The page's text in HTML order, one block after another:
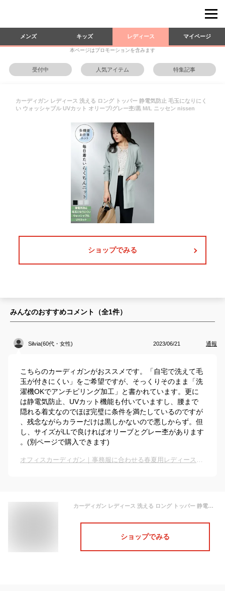
メンズ キッズ レディース マイページ
本ページはプロモーションを含みます
受付中 人気アイテム 特集記事
カーディガン レディース 洗える ロング トッパー 静電気防止 毛玉になりにく
い ウォッシャブル UVカット オリーブ/グレー杢/黒 M/L ニッセン nissen
ショップでみる
みんなのおすすめコメント（全1件）
Silvia(60代・女性) 2023/06/21 通報
こちらのカーディガンがおススメです。「自宅で洗えて毛
玉が付きにくい」をご希望ですが、そっくりそのまま「洗
濯機OKでアンチピリング加工」と書かれています。更に
は静電気防止、UVカット機能も付いていますし、腰まで
隠れる着丈なのでほぼ完璧に条件を満たしているのですが
、残念ながらカラーだけは黒しかないので悪しからず。但
し、サイズがLLで良ければオリーブとグレー杢があります
。(別ページで購入できます)
オフィスカーディガン｜事務服に合わせる春夏用レディースロングカーディガンのおすすめは？
カーディガン レディース 洗える ロング トッパー 静電気防止 毛玉になりにくい ウォッシャブル UVカット オリーブ/グレー杢/黒 M/L ニッセン nissen
ショップでみる